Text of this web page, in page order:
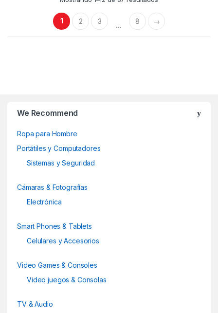
producto
opciones
1 2 3 … 8 →
We Recommend
Ropa para Hombre
Portátiles y Computadores
Sistemas y Seguridad
Cámaras & Fotografías
Electrónica
Smart Phones & Tablets
Celulares y Accesorios
Video Games & Consoles
Video juegos & Consolas
TV & Audio